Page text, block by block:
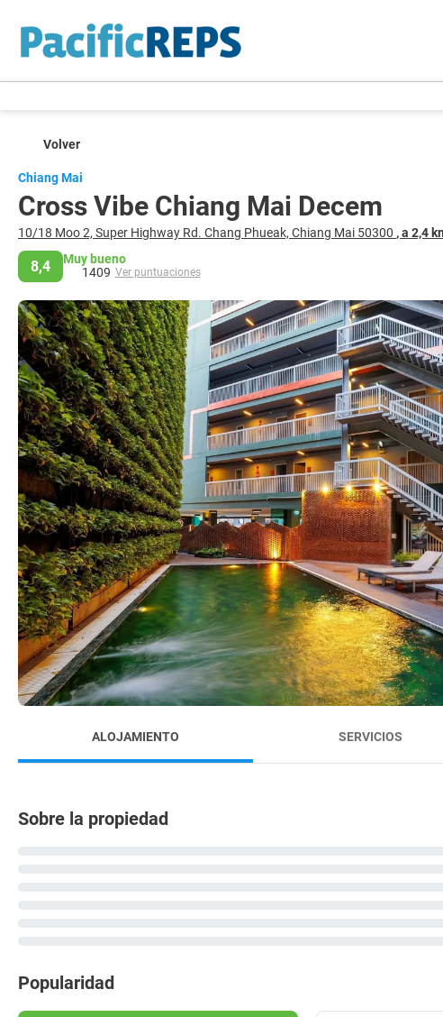
Volver
Chiang Mai
Cross Vibe Chiang Mai Decem
10/18 Moo 2, Super Highway Rd. Chang Phueak, Chiang Mai 50300 , a 2,4
8,4
Muy bueno
1409 Ver puntuaciones
ALOJAMIENTO SERVICIOS
Sobre la propiedad
Popularidad